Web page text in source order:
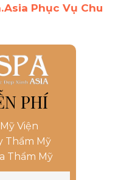
Phục Vụ Chu
PHÍ
Viện
Thẩm Mỹ
Thẩm Mỹ